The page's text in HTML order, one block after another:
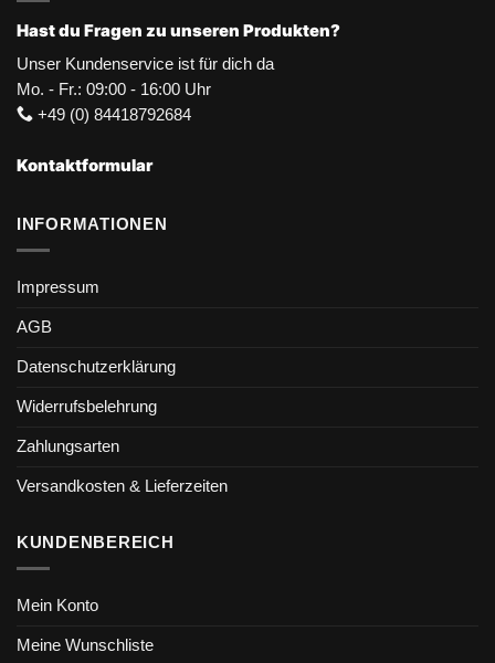
Hast du Fragen zu unseren Produkten?
Unser Kundenservice ist für dich da
Mo. - Fr.: 09:00 - 16:00 Uhr
+49 (0) 84418792684
Kontaktformular
INFORMATIONEN
Impressum
AGB
Datenschutzerklärung
Widerrufsbelehrung
Zahlungsarten
Versandkosten & Lieferzeiten
KUNDENBEREICH
Mein Konto
Meine Wunschliste